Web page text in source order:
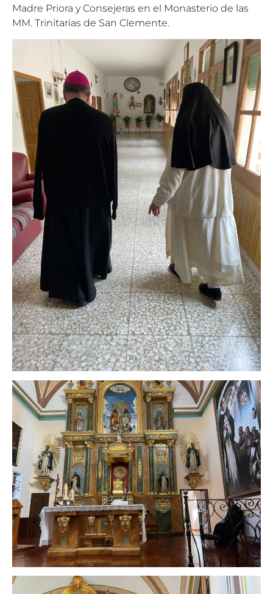
Madre Priora y Consejeras en el Monasterio de las
MM. Trinitarias de San Clemente.